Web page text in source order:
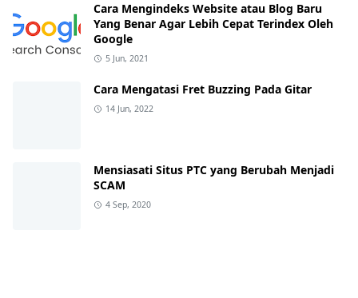
Cara Mengindeks Website atau Blog Baru
Yang Benar Agar Lebih Cepat Terindex Oleh
Google
5 Jun, 2021
Cara Mengatasi Fret Buzzing Pada Gitar
14 Jun, 2022
Mensiasati Situs PTC yang Berubah Menjadi
SCAM
4 Sep, 2020